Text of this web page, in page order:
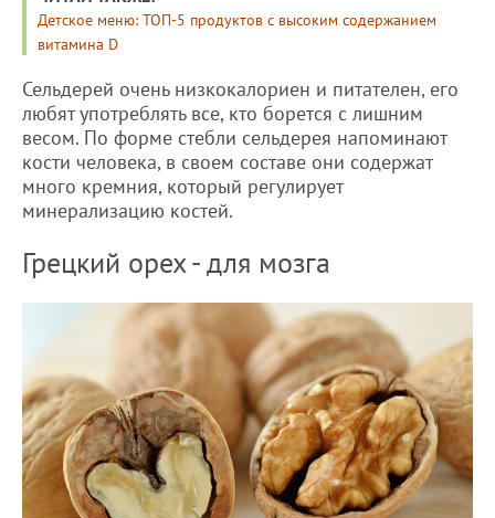
Детское меню: ТОП-5 продуктов с высоким содержанием
витамина D
Сельдерей очень низкокалориен и питателен, его
любят употреблять все, кто борется с лишним
весом. По форме стебли сельдерея напоминают
кости человека, в своем составе они содержат
много кремния, который регулирует
минерализацию костей.
Грецкий орех - для мозга